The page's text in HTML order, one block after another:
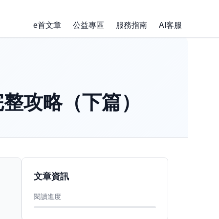
e首文章 公益專區 服務指南 AI客服
攻略（下篇）
文章資訊
閱讀進度